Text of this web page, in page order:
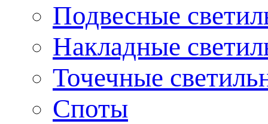
Подвесные
Накладные
Точечные
Споты